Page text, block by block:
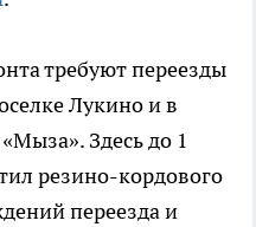
требуют переезды
Лукино и в
Здесь до 1
резино-кордового
переезда и